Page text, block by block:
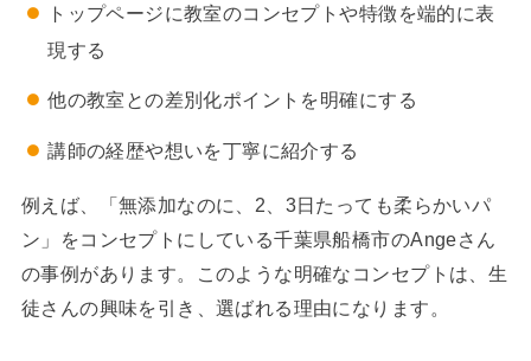
トップページに教室のコンセプトや特徴を端的に表
現する
他の教室との差別化ポイントを明確にする
講師の経歴や想いを丁寧に紹介する
例えば、「無添加なのに、2、3日たっても柔らかいパ
ン」をコンセプトにしている千葉県船橋市のAngeさん
の事例があります。このような明確なコンセプトは、生
徒さんの興味を引き、選ばれる理由になります。